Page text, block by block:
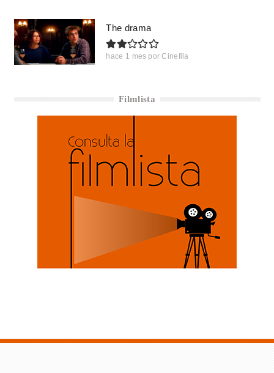
The drama
hace 1 mes por Cinefila
Filmlista